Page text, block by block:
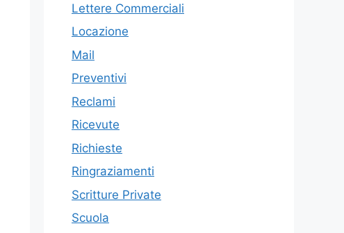
Lettere Commerciali
Locazione
Mail
Preventivi
Reclami
Ricevute
Richieste
Ringraziamenti
Scritture Private
Scuola